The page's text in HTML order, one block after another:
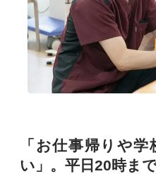
「お仕事帰りや
い」。平日20時ま